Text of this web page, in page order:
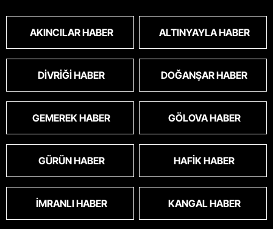
AKINCILAR HABER ALTINYAYLA HABER
DIVRIĞI HABER DOĞANŞAR HABER
GEMEREK HABER GÖLOVA HABER
GÜRÜN HABER HAFIK HABER
İMRANLI HABER KANGAL HABER